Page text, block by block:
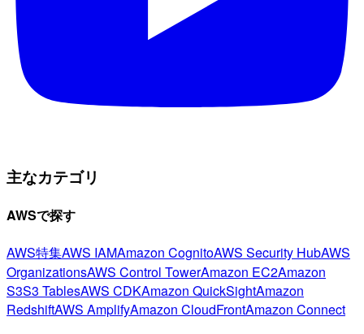
主なカテゴリ
AWSで探す
AWS特集AWS IAMAmazon CognitoAWS Security HubAWS
OrganizationsAWS Control TowerAmazon EC2Amazon
S3S3 TablesAWS CDKAmazon QuickSightAmazon
RedshiftAWS AmplifyAmazon CloudFrontAmazon Connect